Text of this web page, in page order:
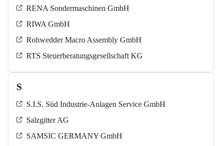
RENA Sondermaschinen GmbH
RIWA GmbH
Rohwedder Macro Assembly GmbH
RTS Steuerberatungsgesellschaft KG
S
S.I.S. Süd Industrie-Anlagen Service GmbH
Salzgitter AG
SAMSIC GERMANY GmbH